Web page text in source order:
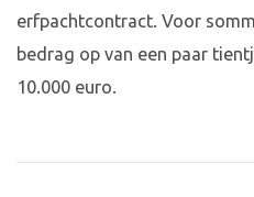
erfpachtcontract. Voor
bedrag op van een paar
10.000 euro.